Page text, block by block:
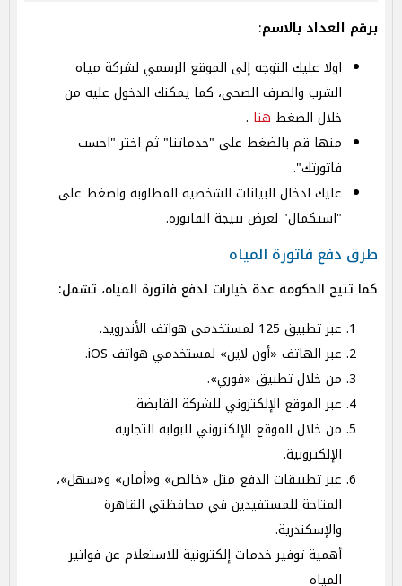
برقم العداد بالاسم:
اولا عليك التوجه إلى الموقع الرسمي لشركة مياه
الشرب والصرف الصحي، كما يمكنك الدخول عليه من
خلال الضغط هنا .
منها قم بالضغط على "خدماتنا" ثم اختر "احسب
فاتورتك".
عليك ادخال البيانات الشخصية المطلوبة واضغط على
"استكمال" لعرض نتيجة الفاتورة.
طرق دفع فاتورة المياه
كما تتيح الحكومة عدة خيارات لدفع فاتورة المياه، تشمل:
عبر تطبيق 125 لمستخدمي هواتف الأندرويد.
عبر الهاتف «أون لاين» لمستخدمي هواتف iOS.
من خلال تطبيق «فوري».
عبر الموقع الإلكتروني للشركة القابضة.
من خلال الموقع الإلكتروني للبوابة التجارية
الإلكترونية.
عبر تطبيقات الدفع مثل «خالص» و«أمان» و«سهل»،
المتاحة للمستفيدين في محافظتي القاهرة
والإسكندرية.
أهمية توفير خدمات إلكترونية للاستعلام عن فواتير
المياه